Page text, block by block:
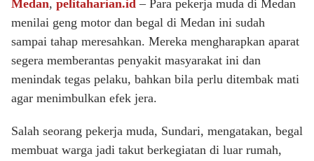
Medan, pelitaharian.id – Para pekerja muda di Medan
menilai geng motor dan begal di Medan ini sudah
sampai tahap meresahkan. Mereka mengharapkan aparat
segera memberantas penyakit masyarakat ini dan
menindak tegas pelaku, bahkan bila perlu ditembak mati
agar menimbulkan efek jera.
Salah seorang pekerja muda, Sundari, mengatakan, begal
membuat warga jadi takut berkegiatan di luar rumah,